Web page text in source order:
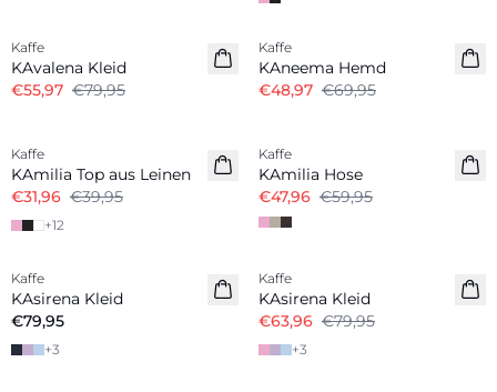
Kaffe
KAvalena Kleid
€55,97 €79,95
-30%
Kaffe
KAneema Hemd
€48,97 €69,95
Leinenmix
Kaffe
KAmilia Top aus Leinen
€31,96 €39,95
+12
Leinenmix
Kaffe
KAmilia Hose
€47,96 €59,95
Kaffe
KAsirena Kleid
€79,95
+3
Kaffe
KAsirena Kleid
€63,96 €79,95
+3